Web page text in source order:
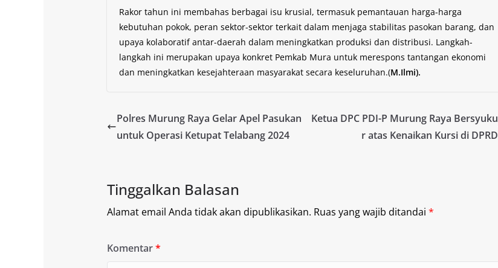
Rakor tahun ini membahas berbagai isu krusial, termasuk pemantauan harga-harga
kebutuhan pokok, peran sektor-sektor terkait dalam menjaga stabilitas pasokan barang, dan
upaya kolaboratif antar-daerah dalam meningkatkan produksi dan distribusi. Langkah-
langkah ini merupakan upaya konkret Pemkab Mura untuk merespons tantangan ekonomi
dan meningkatkan kesejahteraan masyarakat secara keseluruhan.(M.Ilmi).
Polres Murung Raya Gelar Apel Pasukan
untuk Operasi Ketupat Telabang 2024
Ketua DPC PDI-P Murung Raya Bersyuku
r atas Kenaikan Kursi di DPRD
Tinggalkan Balasan
Alamat email Anda tidak akan dipublikasikan. Ruas yang wajib ditandai *
Komentar*